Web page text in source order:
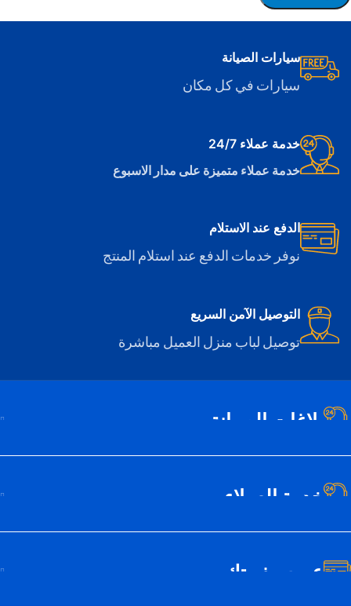
سيارات الصيانة
سيارات في كل مكان
خدمة عملاء 24/7
خدمة عملاء متميزة على مدار الاسبوع
الدفع عند الاستلام
نوفر خدمات الدفع عند استلام المنتج
التوصيل الآمن السريع
توصيل لباب منزل العميل مباشرة
بلاغات الصيانة
خدمة العملاء
عن سيف تك